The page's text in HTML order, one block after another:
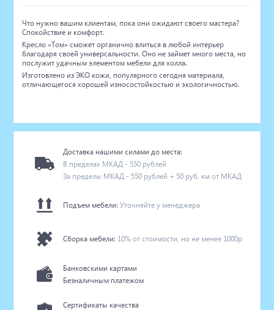
Что нужно вашим клиентам, пока они ожидают своего мастера?
Спокойствие и комфорт.
Кресло «Том» сможет органично влиться в любой интерьер
благодаря своей универсальности. Оно не займет много места, но
послужит удачным элементом мебели для холла.
Изготовлено из ЭКО кожи, популярного сегодня материала,
отличающегося хорошей износостойкостью и экологичностью.
Доставка нашими силами до места:
В пределах МКАД - 550 рублей
За пределы МКАД - 550 рублей + 50 руб. км от МКАД
Подъем мебели:Уточняйте у менеджера
Сборка мебели: 10% от стоимости, но не менее 1000р
Банковскими картами
Безналичным платежом
Сертификаты качества